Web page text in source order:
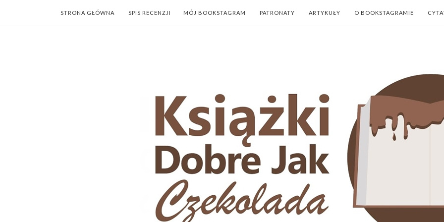
STRONA GŁÓWNA SPIS RECENZJI MÓJ BOOKSTAGRAM PATRONATY ARTYKUŁY O BOOKSTAGRAMIE